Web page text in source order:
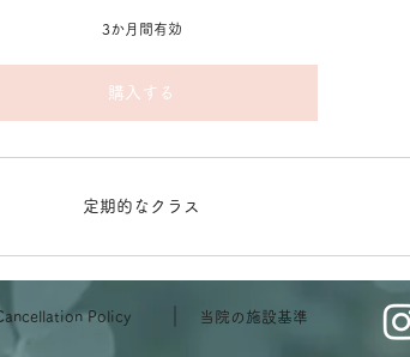
3か月間有効
購入する
定期的なクラス
Policy ​当院の施設基準